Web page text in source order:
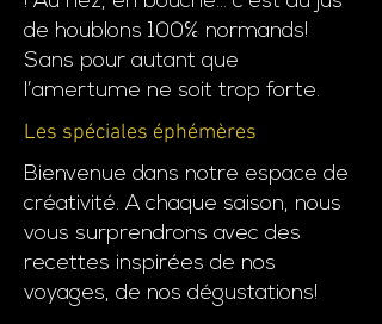
de houblons 100% normands!
Sans pour autant que
l’amertume ne soit trop forte.
Les spéciales éphémères
Bienvenue dans notre espace de
créativité. A chaque saison, nous
vous surprendrons avec des
recettes inspirées de nos
voyages, de nos dégustations!